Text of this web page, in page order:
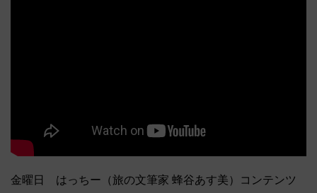
金曜日 はっちー（旅の文筆家 蜂谷あす美）コンテンツ